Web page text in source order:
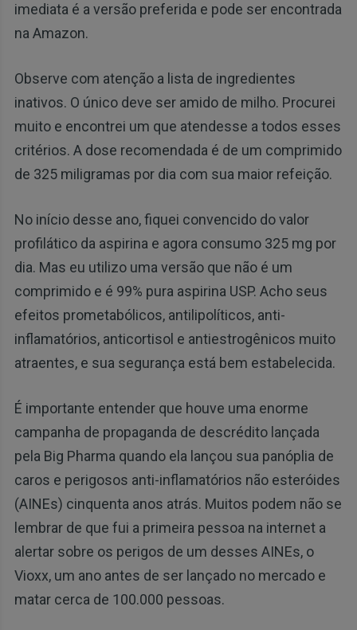
imediata é a versão preferida e pode ser encontrada
na Amazon.
Observe com atenção a lista de ingredientes
inativos. O único deve ser amido de milho. Procurei
muito e encontrei um que atendesse a todos esses
critérios. A dose recomendada é de um comprimido
de 325 miligramas por dia com sua maior refeição.
No início desse ano, fiquei convencido do valor
profilático da aspirina e agora consumo 325 mg por
dia. Mas eu utilizo uma versão que não é um
comprimido e é 99% pura aspirina USP. Acho seus
efeitos prometabólicos, antilipolíticos, anti-
inflamatórios, anticortisol e antiestrogênicos muito
atraentes, e sua segurança está bem estabelecida.
É importante entender que houve uma enorme
campanha de propaganda de descrédito lançada
pela Big Pharma quando ela lançou sua panóplia de
caros e perigosos anti-inflamatórios não esteróides
(AINEs) cinquenta anos atrás. Muitos podem não se
lembrar de que fui a primeira pessoa na internet a
alertar sobre os perigos de um desses AINEs, o
Vioxx, um ano antes de ser lançado no mercado e
matar cerca de 100.000 pessoas.